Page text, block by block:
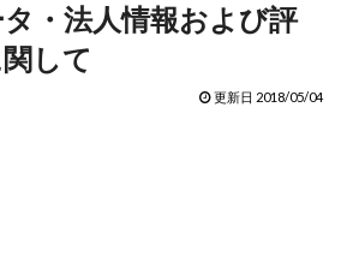
・法人情報および評
して
更新日 2018/05/04